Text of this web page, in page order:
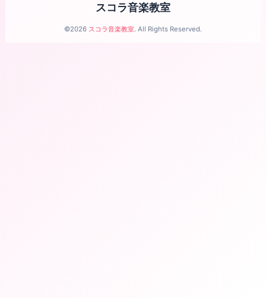
スコラ音楽教室
©2026 スコラ音楽教室. All Rights Reserved.